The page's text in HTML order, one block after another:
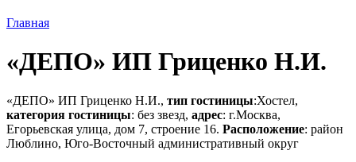
Главная
«ДЕПО» ИП Гриценко Н.И.
«ДЕПО» ИП Гриценко Н.И., тип гостиницы:Хостел,
категория гостиницы: без звезд, адрес: г.Москва,
Егорьевская улица, дом 7, строение 16. Расположение: район
Люблино, Юго-Восточный административный округ